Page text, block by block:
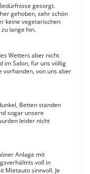
gesorgt.
gehoben, sehr schön
keine vegetarischen
lange hin.
Wetters aber nicht
im Salon, für uns völlig
vorhanden, von uns aber
Betten standen
sogar unsere
leider nicht
Anlage mit
voll in
Mietauto sinnvoll. Je